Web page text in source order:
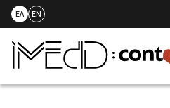
Skip
ΕΛ EN